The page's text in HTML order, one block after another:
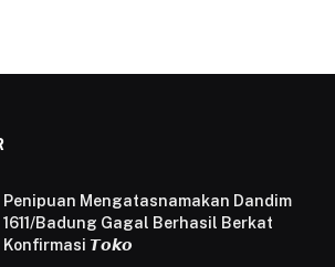
Penipuan Mengatasnamakan Dandim
1611/Badung Gagal Berhasil Berkat
Konfirmasi 𝙏𝙤𝙠𝙤